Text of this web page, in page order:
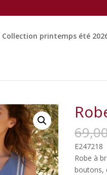
Collection printemps été
E247218
Robe à
boutons,